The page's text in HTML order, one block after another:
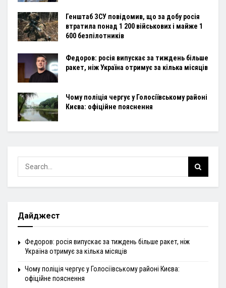
Генштаб ЗСУ повідомив, що за добу росія
втратила понад 1 200 військових і майже 1
600 безпілотників
Федоров: росія випускає за тиждень більше
ракет, ніж Україна отримує за кілька місяців
Чому поліція чергує у Голосіївському районі
Києва: офіційне пояснення
Дайджест
Федоров: росія випускає за тиждень більше ракет, ніж
Україна отримує за кілька місяців
Чому поліція чергує у Голосіївському районі Києва:
офіційне пояснення